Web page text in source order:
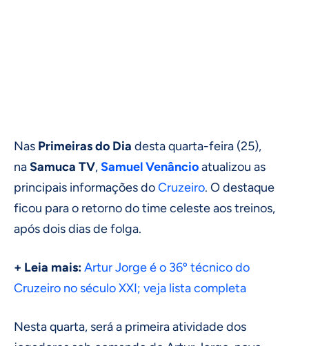
Nas Primeiras do Dia desta quarta-feira (25),
naSamuca TV,Samuel Venâncioatualizou as
principais informações doCruzeiro. O destaque
ficou para o retorno do time celeste aos treinos,
após dois dias de folga.
+ Leia mais:Artur Jorge é o 36º técnico do
Cruzeiro no século XXI; veja lista completa
Nesta quarta, será a primeira atividade dos